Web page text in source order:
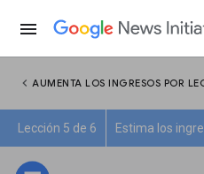
menu
chevron_left AUMENTA LOS INGRESOS POR
Lección 5 de 6 Estima los